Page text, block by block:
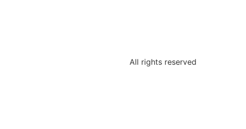
All rights reserved